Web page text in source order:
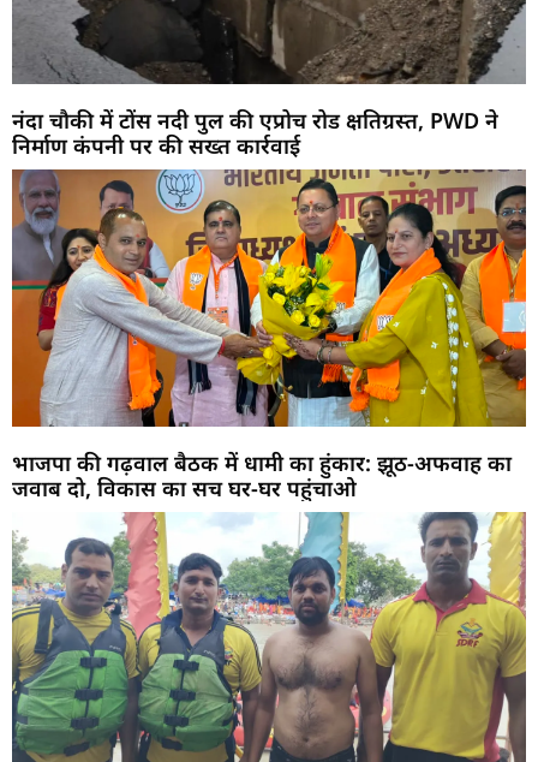
नंदा चौकी में टोंस नदी पुल की एप्रोच रोड क्षतिग्रस्त, PWD ने
निर्माण कंपनी पर की सख्त कार्रवाई
भाजपा की गढ़वाल बैठक में धामी का हुंकार: झूठ-अफवाह का
जवाब दो, विकास का सच घर-घर पहुंचाओ